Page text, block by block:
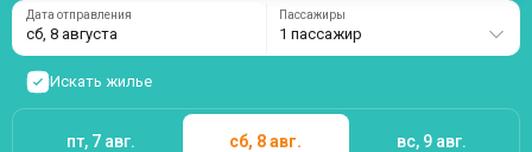
Дата отправления
сб, 8 августа
Пассажиры
1 пассажир
Искать жилье
пт, 7 авг. сб, 8 авг. вс, 9 авг.